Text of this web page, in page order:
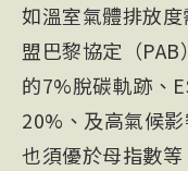
如溫室氣體排放
盟巴黎協定（
的7%脫碳軌跡、
20%、及高氣候
也須優於母指數